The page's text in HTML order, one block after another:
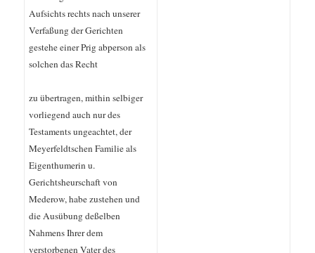
Aufsichts rechts nach unserer
Verfaßung der Gerichten
gestehe einer Prig abperson als
solchen das Recht
zu übertragen, mithin selbiger
vorliegend auch nur des
Testaments ungeachtet, der
Meyerfeldtschen Familie als
Eigenthumerin u.
Gerichtsheurschaft von
Mederow, habe zustehen und
die Ausübung deßelben
Nahmens Ihrer dem
verstorbenen Vater des